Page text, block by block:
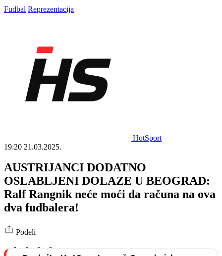
Fudbal Reprezentacija
HotSport
19:20 21.03.2025.
AUSTRIJANCI DODATNO
OSLABLJENI DOLAZE U BEOGRAD:
Ralf Rangnik neće moći da računa na ova
dva fudbalera!
Podeli